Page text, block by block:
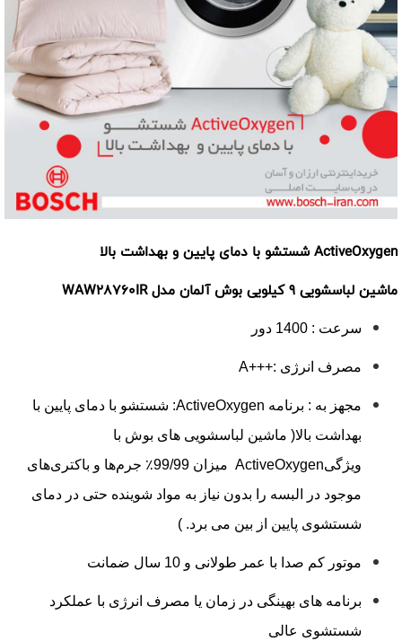
ActiveOxygen شستشو با دمای پایین و بهداشت بالا
ماشین لباسشویی 9 کیلویی بوش آلمان مدل WAW28760IR
سرعت : 1400 دور
مصرف انرژی :+++A
مجهز به : برنامه ActiveOxygen: شستشو با دمای پایین با
بهداشت بالا( ماشین لباسشویی های بوش با
ویژگیActiveOxygen میزان 99/99٪ جرم‌ها و باکتری‌های
موجود در البسه را بدون نیاز به مواد شوینده حتی در دمای
شستشوی پایین از بین می برد. )
موتور کم صدا با عمر طولانی و 10 سال ضمانت
برنامه های بهینگی در زمان یا مصرف انرژی با عملکرد
شستشوی عالی